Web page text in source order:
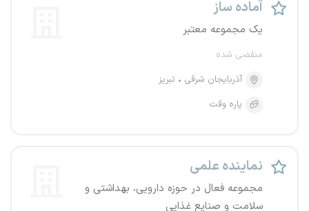
آماده ساز
یک مجموعه معتبر
منقضی شده
آذربایجان شرقی
تبریز
پاره وقت
نماینده علمی
مجموعه فعال در حوزه دارویی، بهداشتی و
سلامت و صنایع غذایی